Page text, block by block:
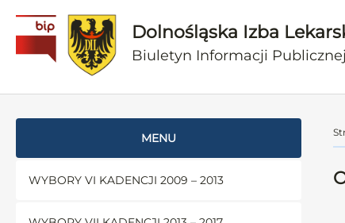
Dolnośląska Izba
Biuletyn Informacji Publicznej
MENU
WYBORY VI KADENCJI 2009 – 2013